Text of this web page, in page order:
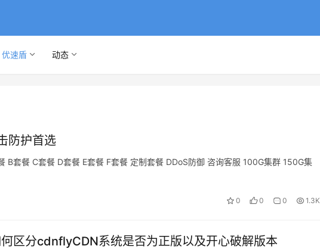
优速盾 动态
防护首选
B套餐 C套餐 D套餐 E套餐 F套餐 定制套餐 DDoS防御 咨询客服 100G集群 150G集
0 0 0 1.3K
区分cdnflyCDN系统是否为正版以及开心破解版本